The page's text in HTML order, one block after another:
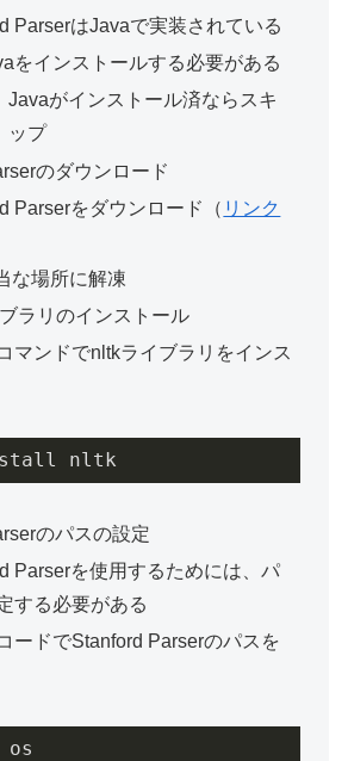
ParserはJavaで実装されている
をインストールする必要がある
Javaがインストール済ならスキ
ップ
のダウンロード
Parserをダウンロード（ リンク
な場所に解凍
ラリのインストール
マンドでnltkライブラリをインス
のパスの設定
Parserを使用するためには、パ
する必要がある
ードでStanford Parserのパスを